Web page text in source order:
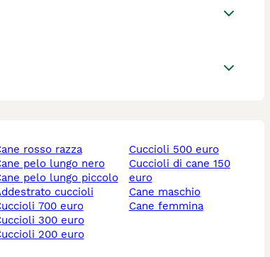
cane rosso razza
cane pelo lungo nero
cane pelo lungo piccolo
addestrato cuccioli
cuccioli 700 euro
cuccioli 300 euro
cuccioli 200 euro
cuccioli 500 euro
cuccioli di cane 150
euro
cane maschio
cane femmina